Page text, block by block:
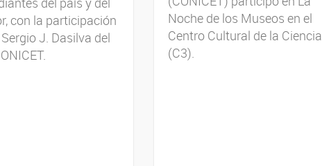
con la participación
J. Dasilva del
Noche de los Museos en el
Centro Cultural de la Ciencia
(C3).